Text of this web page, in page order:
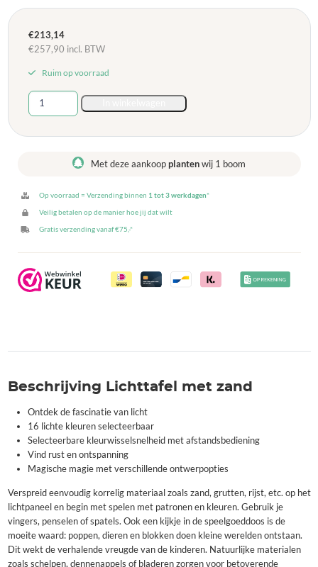
€213,14
€257,90 incl. BTW
Ruim op voorraad
Lichttafel
met
aantal
Met deze aankoopplanten wij 1 boom
Op voorraad = Verzending binnen 1 tot 3 werkdagen*
Veilig betalen op de manier hoe jij dat wilt
Gratis verzending vanaf €75,-*
Beschrijving Lichttafel met zand
Ontdek de fascinatie van licht
16 lichte kleuren selecteerbaar
Selecteerbare kleurwisselsnelheid met afstandsbediening
Vind rust en ontspanning
Magische magie met verschillende ontwerpopties
Verspreid eenvoudig korrelig materiaal zoals zand, grutten, rijst, etc. op het
lichtpaneel en begin met spelen met patronen en kleuren. Gebruik je
vingers, penselen of spatels. Ook een kijkje in de speelgoeddoos is de
moeite waard: poppen, dieren en blokken doen kleine werelden ontstaan.
Dit wekt de verhalende vreugde van de kinderen. Natuurlijke materialen
zoals schelpen, dennenappels of bladeren zorgen voor betoverende